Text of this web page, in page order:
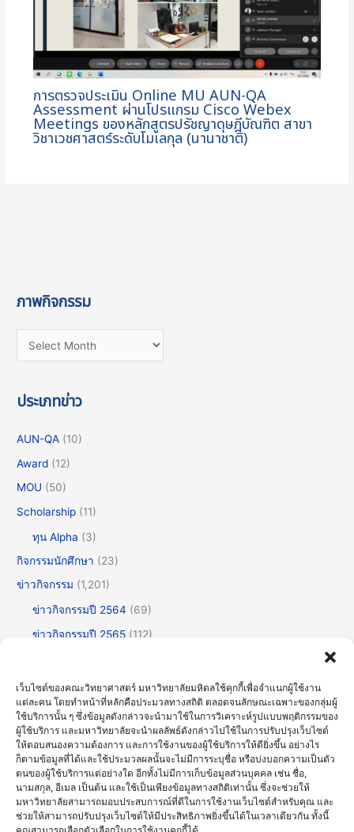
เว็บไซต์ของคณะวิทยาศาสตร์ มหาวิทยาลัยมหิดลใช้คุกกี้เพื่อจำแนกผู้ใช้งาน
แต่ละคน โดยทำหน้าที่หลักคือประมวลทางสถิติ ตลอดจนลักษณะเฉพาะของกลุ่มผู้
ใช้บริการนั้น ๆ ซึ่งข้อมูลดังกล่าวจะนำมาใช้ในการวิเคราะห์รูปแบบพฤติกรรมของ
ผู้ใช้บริการ และมหาวิทยาลัยจะนำผลลัพธ์ดังกล่าวไปใช้ในการปรับปรุงเว็บไซต์
ให้ตอบสนองความต้องการ และการใช้งานของผู้ใช้บริการให้ดียิ่งขึ้น อย่างไร
ก็ตามข้อมูลที่ได้และใช้ประมวลผลนั้นจะไม่มีการระบุชื่อ หรือบ่งบอกความเป็นตัว
ตนของผู้ใช้บริการแต่อย่างใด อีกทั้งไม่มีการเก็บข้อมูลส่วนบุคคล เช่น ชื่อ,
นามสกุล, อีเมล เป็นต้น และใช้เป็นเพียงข้อมูลทางสถิติเท่านั้น ซึ่งจะช่วยให้
มหาวิทยาลัยสามารถมอบประสบการณ์ที่ดีในการใช้งานเว็บไซต์สำหรับคุณ และ
ช่วยให้สามารถปรับปรุงเว็บไซต์ให้มีประสิทธิภาพยิ่งขึ้นได้ในเวลาเดียวกัน ทั้งนี้
การตรวจประเมิน Online MU AUN-QA
Assessment ผ่านโปรแกรม Cisco Webex
Meetings ของหลักสูตรปรัชญาดุษฎีบัณฑิต สาขา
วิชาเวชศาสตร์ระดับโมเลกุล (นานาชาติ)
ภาพกิจกรรม
ประเภทข่าว
AUN-QA (10)
Award (12)
MOU (50)
Scholarship (11)
ทุน Alpha (3)
กิจกรรมนักศึกษา (23)
ข่าวกิจกรรม (1,201)
ข่าวกิจกรรมปี 2564 (69)
ข่าวกิจกรรมปี 2565 (112)
ข่าวกิจกรรมปี 2567 (252)
ข่าวกิจกรรมปี 2568(355)
ข่าวกิจกรรมปี 2569(191)
ข่าวทั่วไป(716)
ข่าวธรรมาภิบาลและความโปร่งใส (OIT)(30)
บรรยายพิเศษ(123)
ประชุมวิชาการ(60)